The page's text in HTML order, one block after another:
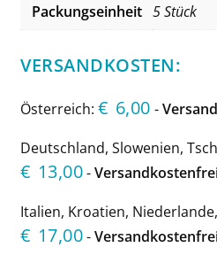
Packungseinheit 5 Stück
VERSANDKOSTEN:
Österreich: € 6,00 -
Deutschland, Slowenien,
€ 13,00-
Italien, Kroatien,
€ 17,00-